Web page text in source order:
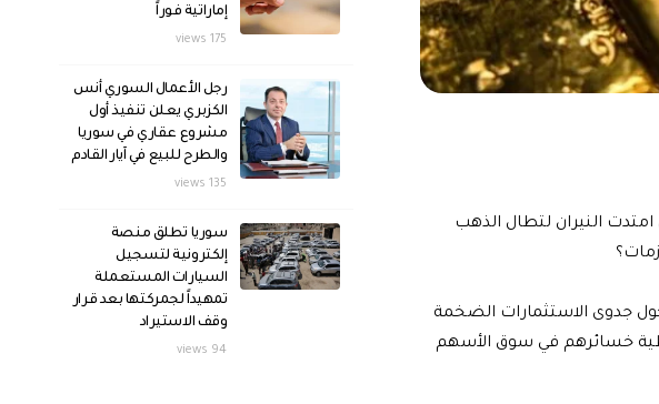
النيران لتطال الذهب
جدوى الاستثمارات الضخمة
خسائرهم في سوق الأسهم
إماراتية فوراً
175 views
رجل الأعمال السوري أنس
الكزبري يعلن تنفيذ أول
مشروع عقاري في سوريا
والطرح للبيع في آيار القادم
135 views
سوريا تطلق منصة
إلكترونية لتسجيل
السيارات المستعملة
تمهيداً لجمركتها بعد قرار
وقف الاستيراد
94 views